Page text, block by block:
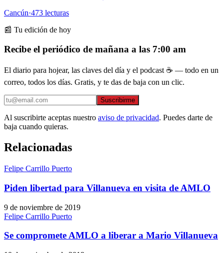
Cancún·473 lecturas
📰 Tu edición de hoy
Recibe el periódico de mañana a las 7:00 am
El diario para hojear, las claves del día y el podcast ☕ — todo en un
correo, todos los días. Gratis, y te das de baja con un clic.
Suscribirme
Al suscribirte aceptas nuestro aviso de privacidad. Puedes darte de
baja cuando quieras.
Relacionadas
Felipe Carrillo Puerto
Piden libertad para Villanueva en visita de AMLO
9 de noviembre de 2019
Felipe Carrillo Puerto
Se compromete AMLO a liberar a Mario Villanueva